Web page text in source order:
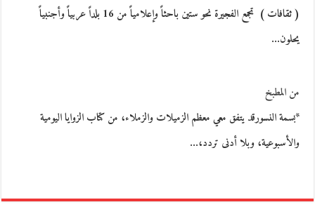
( ثقافات ) تجمع الفجيرة نحو ستين باحثاً وإعلامياً من 16 بلداً عربياً وأجنبياً
يحلون…
من المطبخ
*بسمة النسورقد يتفق معي معظم الزميلات والزملاء، من كتاب الزوايا اليومية
والأسبوعية، وبلا أدنى تردد،…